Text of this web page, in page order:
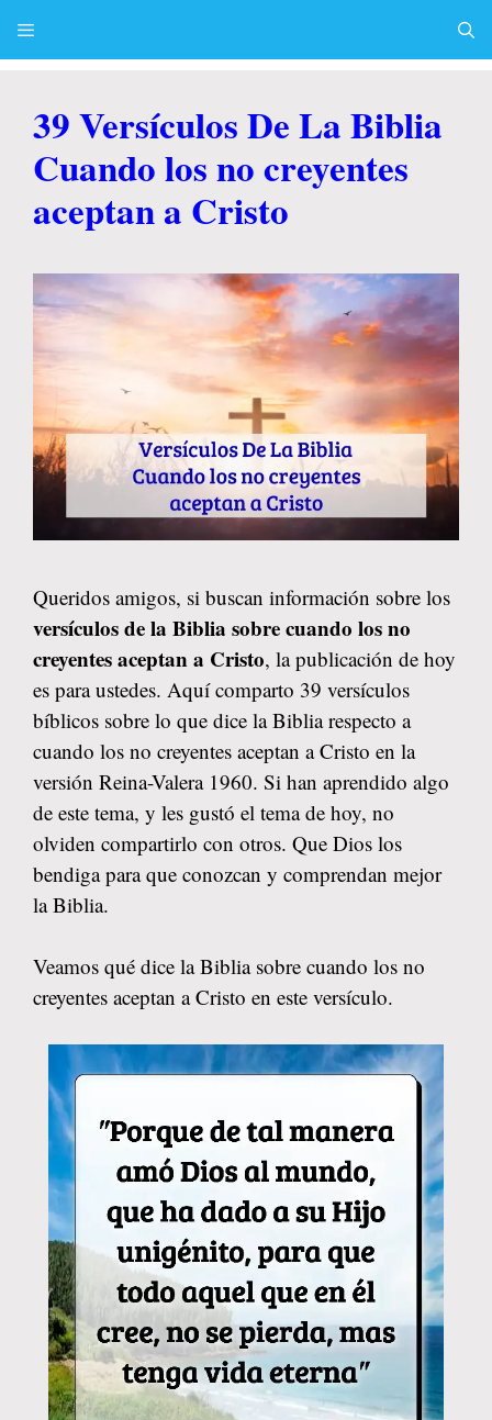
39 Versículos De La Biblia
Cuando los no creyentes
aceptan a Cristo
Queridos amigos, si buscan información sobre los
versículos de la Biblia sobre cuando los no
creyentes aceptan a Cristo, la publicación de hoy
es para ustedes. Aquí comparto 39 versículos
bíblicos sobre lo que dice la Biblia respecto a
cuando los no creyentes aceptan a Cristo en la
versión Reina-Valera 1960. Si han aprendido algo
de este tema, y les gustó el tema de hoy, no
olviden compartirlo con otros. Que Dios los
bendiga para que conozcan y comprendan mejor
la Biblia.
Veamos qué dice la Biblia sobre cuando los no
creyentes aceptan a Cristo en este versículo.